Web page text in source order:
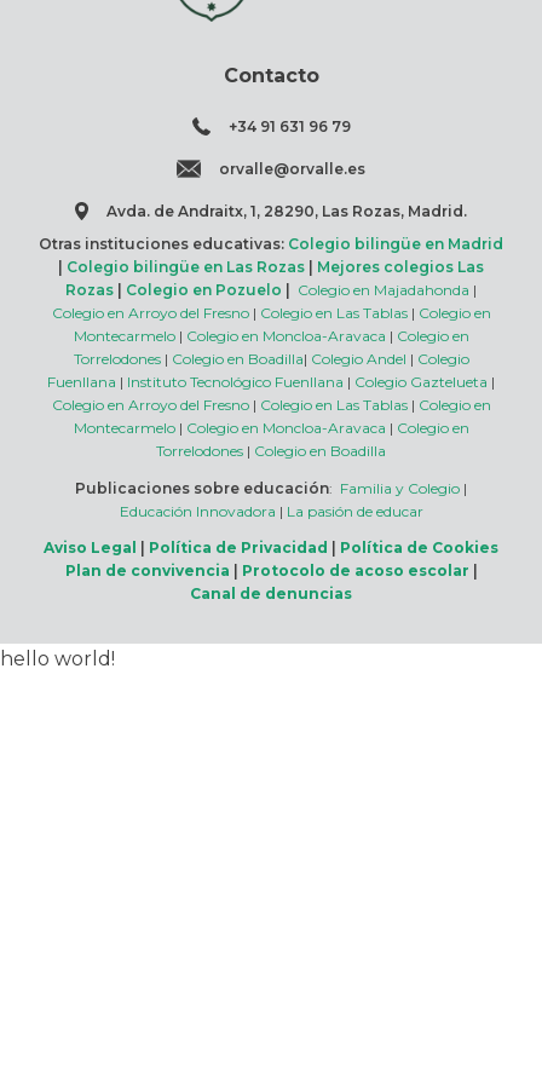
Contacto
+34 91 631 96 79
orvalle@orvalle.es
Avda. de Andraitx, 1, 28290, Las Rozas, Madrid.
Otras instituciones educativas: Colegio bilingüe en Madrid
| Colegio bilingüe en Las Rozas | Mejores colegios Las
Rozas | Colegio en Pozuelo | Colegio en Majadahonda |
Colegio en Arroyo del Fresno| Colegio en Las Tablas| Colegio en
Montecarmelo| Colegio en Moncloa-Aravaca | Colegio en
Torrelodones| Colegio en Boadilla| Colegio Andel | Colegio
Fuenllana | Instituto Tecnológico Fuenllana | Colegio Gaztelueta |
Colegio en Arroyo del Fresno| Colegio en Las Tablas| Colegio en
Montecarmelo| Colegio en Moncloa-Aravaca | Colegio en
Torrelodones | Colegio en Boadilla
Publicaciones sobre educación: Familia y Colegio |
Educación Innovadora | La pasión de educar
Aviso Legal | Política de Privacidad | Política de Cookies
Plan de convivencia | Protocolo de acoso escolar |
Canal de denuncias
hello world!